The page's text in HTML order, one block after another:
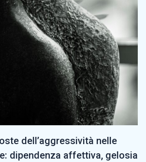
dell’aggressività nelle
dipendenza affettiva, gelosia